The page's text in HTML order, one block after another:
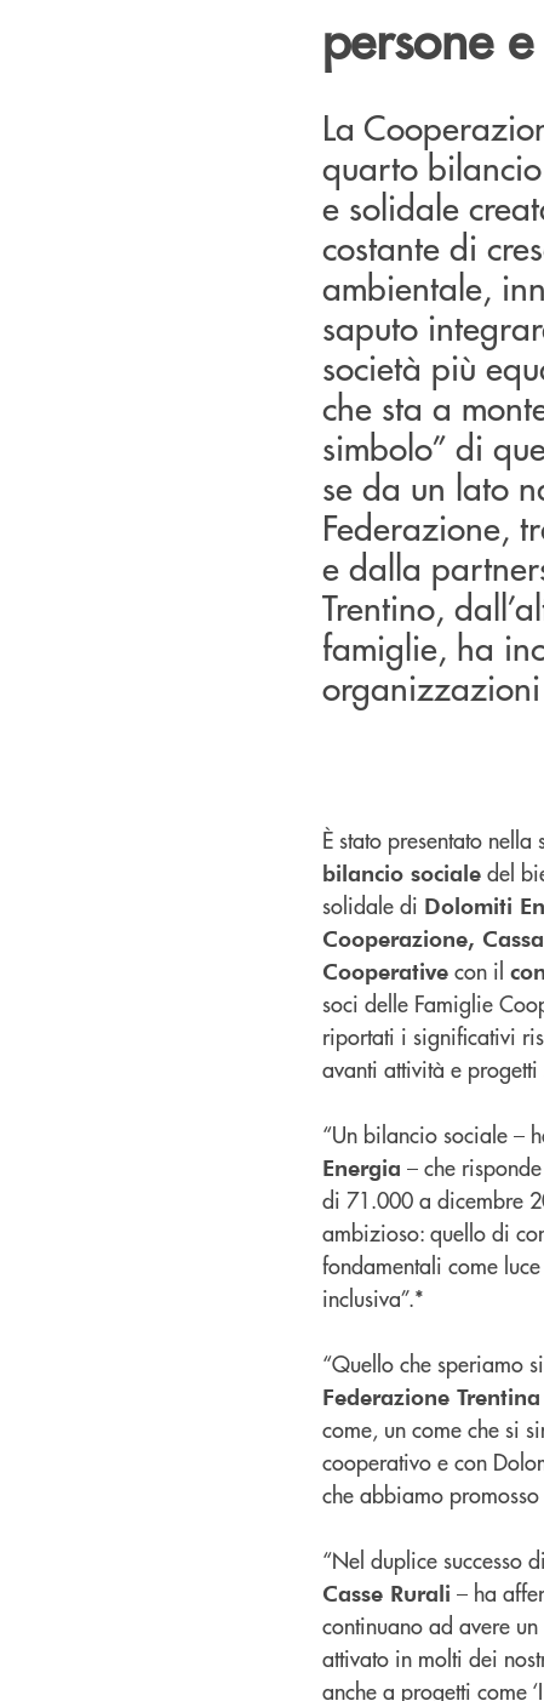
persone
La
quarto
e solidale
costante di
ambientale,
saputo
società più
che sta a
simbolo” di
se da un lato
Federazione,
e dalla
Trentino,
famiglie, ha
È stato presentato
bilancio sociale del
solidale di Dolomiti
Cooperazione,
Cooperative con il
soci delle Famiglie
riportati i significativi
avanti attività e
“Un bilancio sociale –
Energia – che
di 71.000 a dicembre
ambizioso: quello di
fondamentali come
inclusiva”.*
“Quello che speriamo
Federazione
come, un come che si
cooperativo e con
che abbiamo
“Nel duplice successo
Casse Rurali – ha
continuano ad avere
attivato in molti dei
anche a progetti come